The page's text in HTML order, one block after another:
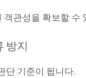
관성을 확보할 수
방지
단 기준이 됩니다.